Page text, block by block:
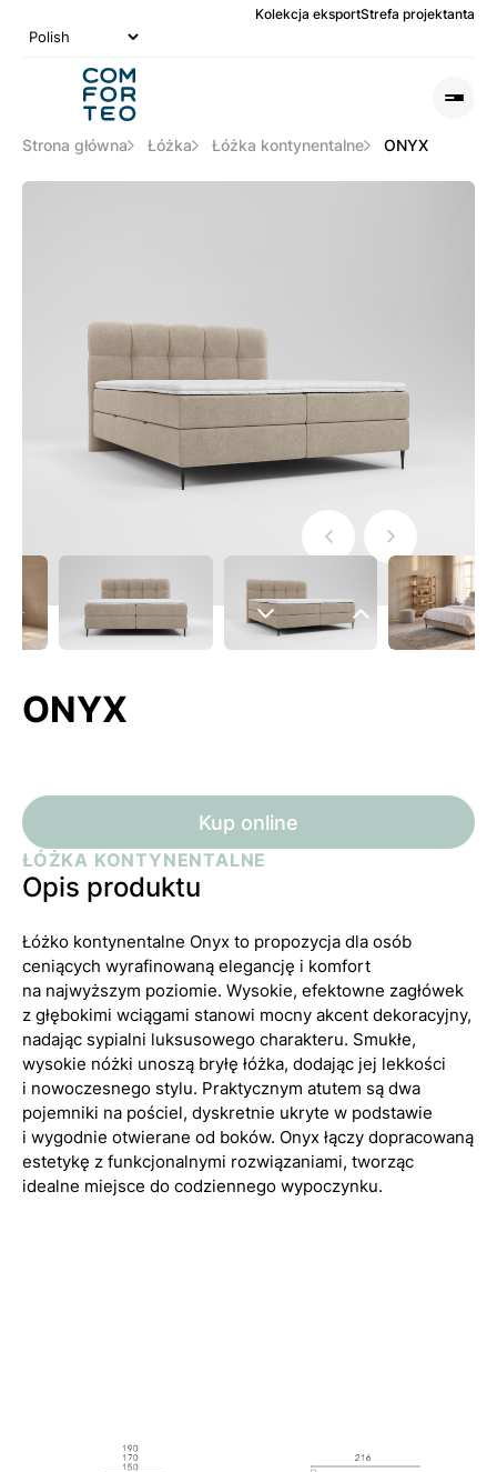
Kolekcja eksportStrefa projektanta
Strona główna Łóżka Łóżka kontynentalne ONYX
PoprzedniNastępny
slide
Poprzedni
slide
Następny
slide
ŁÓŻKA KONTYNENTALNE
ONYX
Kup online
Opis produktu
Łóżko kontynentalne Onyx to propozycja dla osób
ceniących wyrafinowaną elegancję i komfort
na najwyższym poziomie. Wysokie, efektowne zagłówek
z głębokimi wciągami stanowi mocny akcent dekoracyjny,
nadając sypialni luksusowego charakteru. Smukłe,
wysokie nóżki unoszą bryłę łóżka, dodając jej lekkości
i nowoczesnego stylu. Praktycznym atutem są dwa
pojemniki na pościel, dyskretnie ukryte w podstawie
i wygodnie otwierane od boków. Onyx łączy dopracowaną
estetykę z funkcjonalnymi rozwiązaniami, tworząc
idealne miejsce do codziennego wypoczynku.